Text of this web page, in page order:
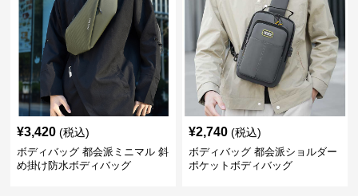
¥3,420 (税込)
ボディバッグ 都会派ミニマル 斜
め掛け防水ボディバッグ
¥2,740 (税込)
ボディバッグ 都会派ショルダー
ポケットボディバッグ